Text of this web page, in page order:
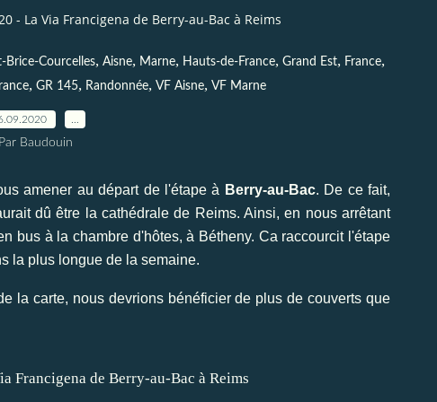
- La Via Francigena de Berry-au-Bac à Reims
Brice-Courcelles, Aisne, Marne, Hauts-de-France, Grand Est, France,
, GR 145, Randonnée, VF Aisne, VF Marne
Baudouin
amener au départ de l'étape à Berry-au-Bac. De ce fait,
dû être la cathédrale de Reims. Ainsi, en nous arrêtant
bus à la chambre d'hôtes, à Bétheny. Ca raccourcit l'étape
la plus longue de la semaine.
la carte, nous devrions bénéficier de plus de couverts que